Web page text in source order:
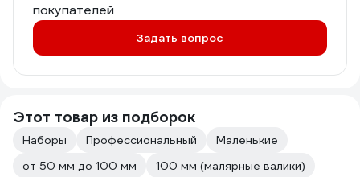
покупателей
Задать вопрос
Этот товар из подборок
Наборы Профессиональный
Маленькие
от 50 мм до 100 мм
100 мм (малярные валики)